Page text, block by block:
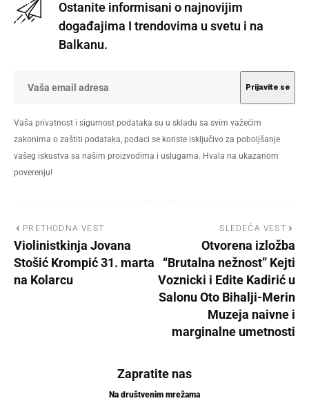
Ostanite informisani o najnovijim
događajima I trendovima u svetu i na
Balkanu.
Vaša privatnost i sigurnost podataka su u skladu sa svim važećim
zakonima o zaštiti podataka, podaci se koriste isključivo za poboljšanje
vašeg iskustva sa našim proizvodima i uslugama. Hvala na ukazanom
poverenju!
PRETHODNA VEST
Violinistkinja Jovana
Stošić Krompić 31. marta
na Kolarcu
SLEDEĆA VEST
Otvorena izložba
“Brutalna nežnost” Kejti
Voznicki i Edite Kadirić u
Salonu Oto Bihalji-Merin
Muzeja naivne i
marginalne umetnosti
Zapratite nas
Na društvenim mrežama